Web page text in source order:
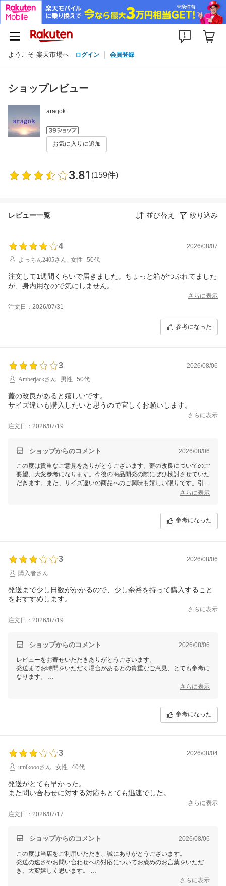
ようこそ 楽天市場へ ログイン 会員登録
ショップレビュー
aragok
お気に入りに追加
3.81 (159件)
レビュー一覧 並び替え 絞り込み
4
2026/08/07
よっちん2405さん
女性 50代
注文して1週間くらいで届きました。ちょっと箱がつぶれてました
が、身内用なので気にしません。
さらに表示
注文日：2026/07/31
参考になった
3
2026/08/06
Amberjackさん
男性 50代
蓋の改良があると嬉しいです。
サイズ違いも購入したいと思うので宜しくお願いします。
さらに表示
注文日：2026/07/19
ショップからのコメント 2026/08/06
この度は貴重なご意見をありがとうございます。蓋の改良についてのご
要望、大変参考になります。今後の商品開発の際にぜひ検討させていた
だきます。また、サイズ違いの商品へのご興味も嬉しい限りです。引き
続きお客様にご満足いただける商品をお届けできるよう努めてまいりま
さらに表示
参考になった
3
2026/08/06
購入者さん
発送まで少し日数がかかるので、少し余裕を持って購入すること
をおすすめします。
さらに表示
注文日：2026/07/19
ショップからのコメント 2026/08/06
レビューをお寄せいただきありがとうございます。
発送までお時間をいただく場合があるとの貴重なご意見、とても参考に
なります。
購入をご検討のお客様には、余裕を持ったご注文をおすすめできるよ
さらに表示
参考になった
3
2026/08/04
umikoooさん
女性 40代
発送がとても早かった。
また問い合わせに対する対応もとても迅速でした。
さらに表示
注文日：2026/07/17
ショップからのコメント 2026/08/06
この度は当店をご利用いただき、誠にありがとうございます。
発送の速さやお問い合わせへの対応についてお褒めのお言葉をいただ
き、大変嬉しく思います。
今後もお客様に快適にお買い物を楽しんでいただけるよう、より一層サ
さらに表示